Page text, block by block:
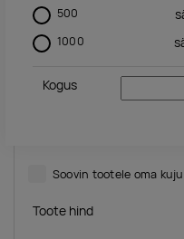
500
1000
Kogus
Soovin tootele oma
Toote hind